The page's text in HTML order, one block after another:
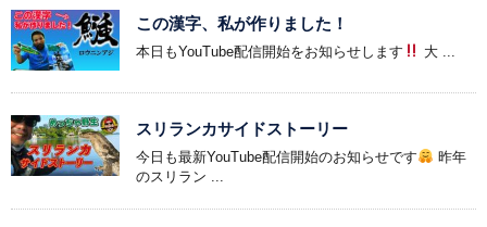
この漢字、私が作りました！
本日もYouTube配信開始をお知らせします 大 ...
スリランカサイドストーリー
今日も最新YouTube配信開始のお知らせです
昨年
のスリラン ...